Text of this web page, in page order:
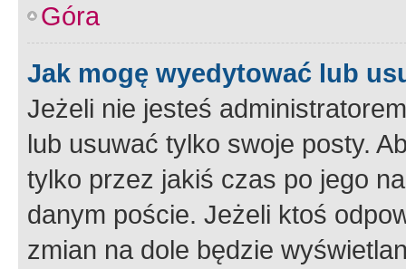
Góra
Jak mogę wyedytować lub
Jeżeli nie jesteś
lub usuwać tylko swoje posty.
tylko przez jakiś czas po jego
danym poście. Jeżeli ktoś
zmian na dole będzie